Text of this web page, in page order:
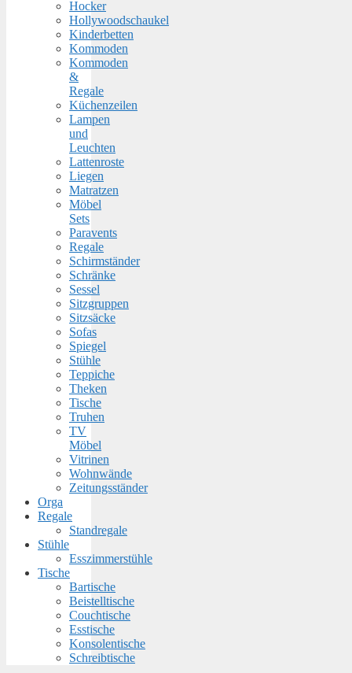
Hocker
Hollywoodschaukel
Kinderbetten
Kommoden
Kommoden
&
Regale
Küchenzeilen
Lampen
und
Leuchten
Lattenroste
Liegen
Matratzen
Möbel
Sets
Paravents
Regale
Schirmständer
Schränke
Sessel
Sitzgruppen
Sitzsäcke
Sofas
Spiegel
Stühle
Teppiche
Theken
Tische
Truhen
TV
Möbel
Vitrinen
Wohnwände
Zeitungsständer
Orga
Regale
Standregale
Stühle
Esszimmerstühle
Tische
Bartische
Beistelltische
Couchtische
Esstische
Konsolentische
Schreibtische